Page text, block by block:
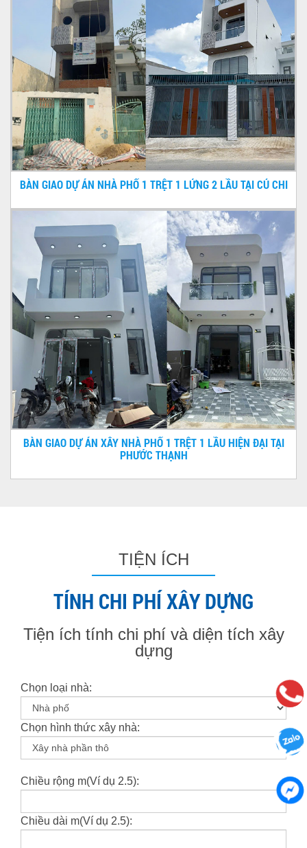
BÀN GIAO DỰ ÁN NHÀ PHỐ 1 TRỆT 1 LỬNG 2 LẦU TẠI CỦ CHI
BÀN GIAO DỰ ÁN XÂY NHÀ PHỐ 1 TRỆT 1 LẦU HIỆN ĐẠI TẠI
PHƯỚC THẠNH
TIỆN ÍCH
TÍNH CHI PHÍ XÂY DỰNG
Tiện ích tính chi phí và diện tích xây
dựng
Chọn loại nhà:
Chọn hình thức xây nhà:
Chiều rộng m(Ví dụ 2.5):
Chiều dài m(Ví dụ 2.5):